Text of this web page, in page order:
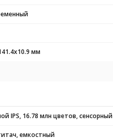
мм
IPS, 16.78 млн цветов, сенсорный
емкостный